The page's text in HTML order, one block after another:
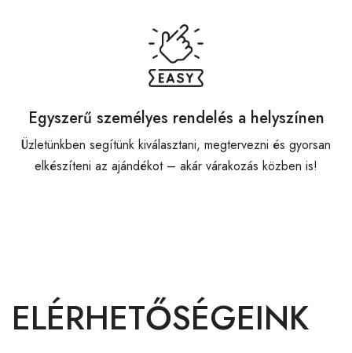
Egyszerű személyes rendelés a helyszínen
Üzletünkben segítünk kiválasztani, megtervezni és gyorsan
elkészíteni az ajándékot – akár várakozás közben is!
ELÉRHETŐSÉGEINK